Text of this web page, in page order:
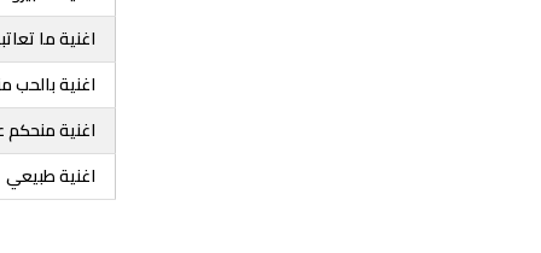
اغنية ما
اغنية بالحب
اغنية منحكم
اغنية طبيعي